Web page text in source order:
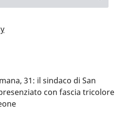
31: il sindaco di San
con fascia tricolore